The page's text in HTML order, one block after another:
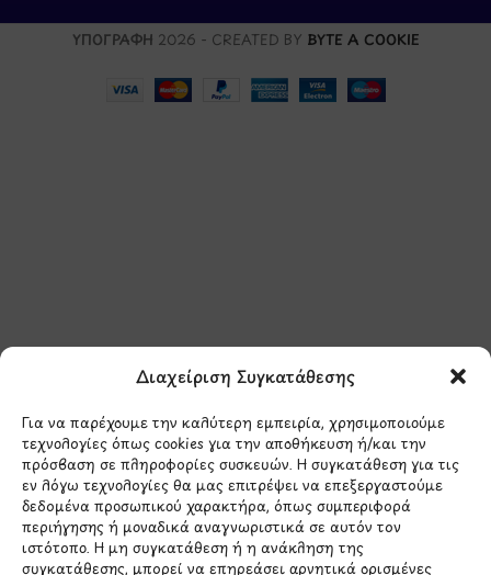
Διαχείριση Συγκατάθεσης
Για να παρέχουμε την καλύτερη εμπειρία, χρησιμοποιούμε
τεχνολογίες όπως cookies για την αποθήκευση ή/και την
πρόσβαση σε πληροφορίες συσκευών. Η συγκατάθεση για τις
εν λόγω τεχνολογίες θα μας επιτρέψει να επεξεργαστούμε
δεδομένα προσωπικού χαρακτήρα, όπως συμπεριφορά
περιήγησης ή μοναδικά αναγνωριστικά σε αυτόν τον
ιστότοπο. Η μη συγκατάθεση ή η ανάκληση της
συγκατάθεσης, μπορεί να επηρεάσει αρνητικά ορισμένες
ΥΠΟΓΡΑΦΗ 2026 - CREATED BY BYTE A COOKIE
Έχω διαβάσει και συμφωνώ με την
Πολιτική Απορρήτου